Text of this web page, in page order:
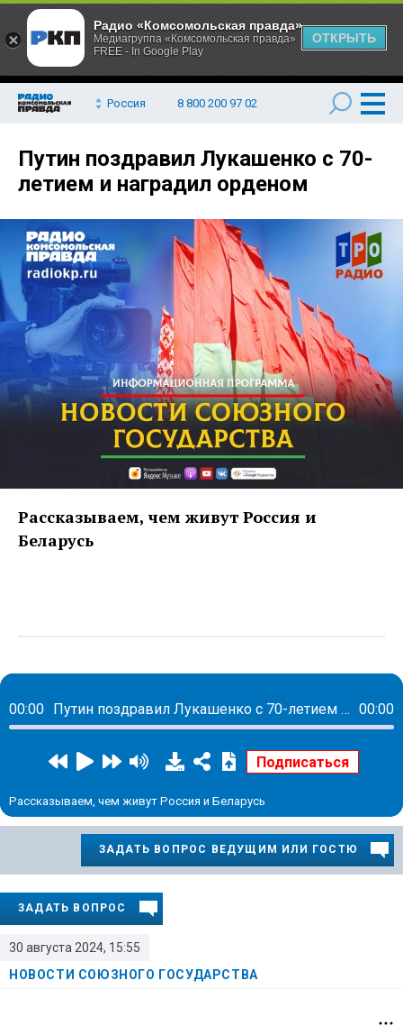
Россия 8 800 200 97 02
Путин поздравил Лукашенко с 70-
летием и наградил орденом
Рассказываем, чем живут Россия и
Беларусь
00:00 Путин поздравил Лукашенко с 70-летием и наградил орденом 00:00
Рассказываем, чем живут Россия и Беларусь
ЗАДАТЬ ВОПРОС ВЕДУЩИМ ИЛИ ГОСТЮ
30 августа 2024, 15:55
НОВОСТИ СОЮЗНОГО ГОСУДАРСТВА
ЗАДАТЬ ВОПРОС
Радио «Комсомольская правда»
Медиагруппа «Комсомольская правда»
FREE - In Google Play
ОТКРЫТЬ